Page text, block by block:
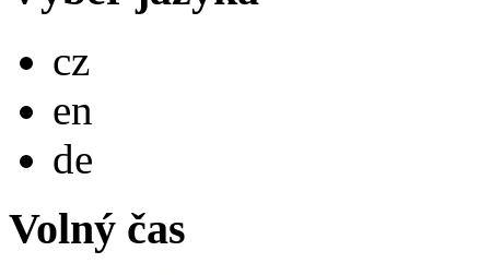
cz
en
de
Volný čas